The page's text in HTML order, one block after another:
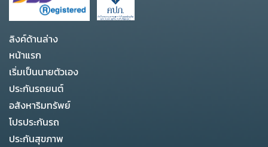
ลิงค์ด้านล่าง
หน้าแรก
เริ่มเป็นนายตัวเอง
ประกันรถยนต์
อสังหาริมทรัพย์
โปรประกันรถ
ประกันสุขภาพ